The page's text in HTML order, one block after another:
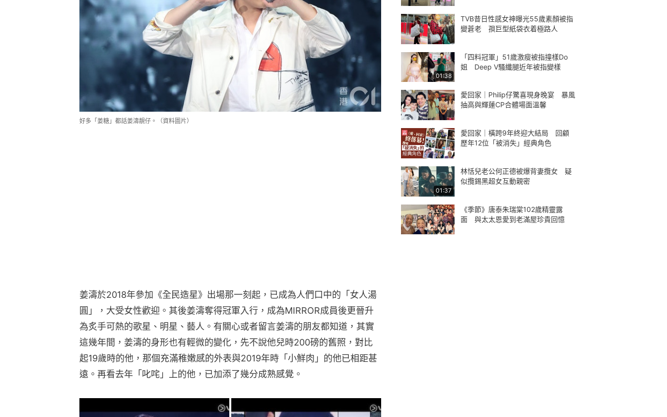
好多「姜糖」都話姜濤靚仔。（資料圖片）
姜濤於2018年參加《全民造星》出場那一刻起，已成為人們口中的「女人湯
圓」，大受女性歡迎。其後姜濤奪得冠軍入行，成為MIRROR成員後更晉升
為炙手可熱的歌星、明星、藝人。有關心或者留言姜濤的朋友都知道，其實
這幾年間，姜濤的身形也有輕微的變化，先不說他兒時200磅的舊照，對比
起19歲時的他，那個充滿稚嫩感的外表與2019年時「小鮮肉」的他已相距甚
遠。再看去年「叱咤」上的他，已加添了幾分成熟感覺。
TVB昔日性感女神曝光55歲素顏被指
變蒼老 孭巨型紙袋衣着極路人
01:38
「四料冠軍」51歲激瘦被指撞樣Do
姐 Deep V騷纖腿近年被指變樣
愛回家｜Philip仔驚喜現身晚宴 暴風
抽高與輝蓮CP合體場面溫馨
愛回家｜橫跨9年終迎大結局 回顧
歷年12位「被消失」經典角色
01:37
林恬兒老公何正德被爆背妻攬女 疑
似攬錫黑超女互動親密
《季節》唐泰朱瑞棠102歲精靈露
面 與太太恩愛到老滿屋珍貴回憶